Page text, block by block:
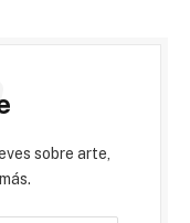
sobre arte,